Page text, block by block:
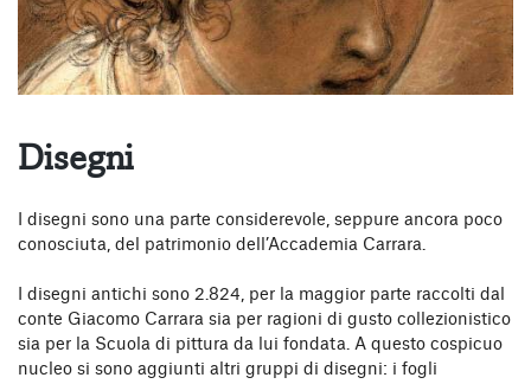
Disegni
I disegni sono una parte considerevole, seppure ancora poco
conosciuta, del patrimonio dell’Accademia Carrara.
I disegni antichi sono 2.824, per la maggior parte raccolti dal
conte Giacomo Carrara sia per ragioni di gusto collezionistico
sia per la Scuola di pittura da lui fondata. A questo cospicuo
nucleo si sono aggiunti altri gruppi di disegni: i fogli